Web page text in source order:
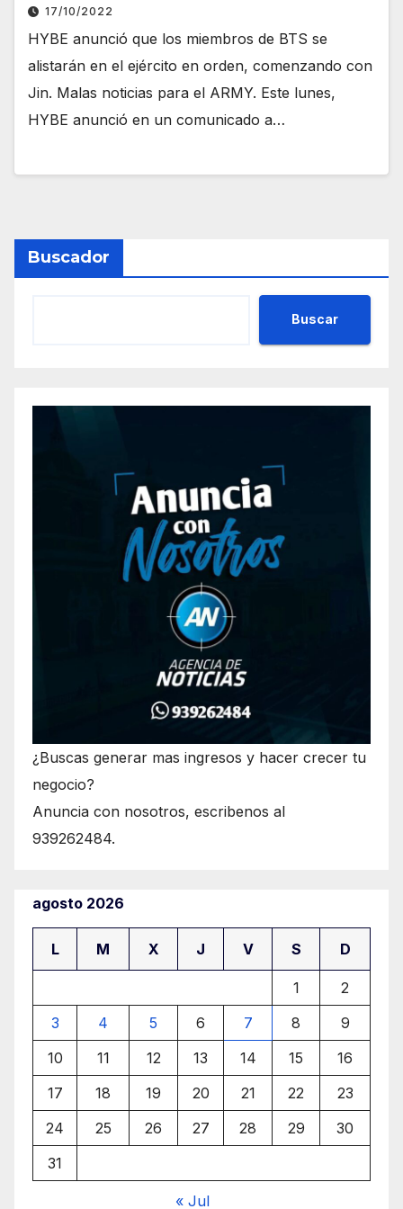
17/10/2022
HYBE anunció que los miembros de BTS se
alistarán en el ejército en orden, comenzando con
Jin. Malas noticias para el ARMY. Este lunes,
HYBE anunció en un comunicado a…
Buscador
Buscar
¿Buscas generar mas ingresos y hacer crecer tu
negocio?
Anuncia con nosotros, escribenos al
939262484.
agosto 2026
L M X J V S D
1
2
3
4 5 6 7 8
9
10
11 12 13 14 15
16
17
18 19 20 21 22
23
24
25 26 27 28 29
30
31
« Jul